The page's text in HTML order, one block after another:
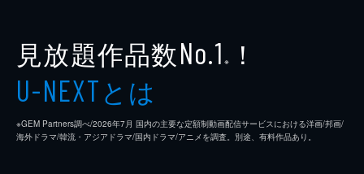
見放題作品数No.1 ※ ！
U-NEXTとは
※GEM Partners調べ/2026年7⽉ 国内の主要な定額制動画配信サービスにおける洋画/邦画/
海外ドラマ/韓流・アジアドラマ/国内ドラマ/アニメを調査。別途、有料作品あり。